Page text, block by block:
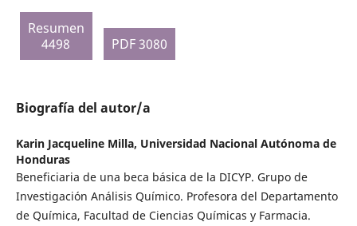
Resumen
4498
PDF 3080
Biografía del autor/a
Karin Jacqueline Milla, Universidad Nacional Autónoma de
Honduras
Beneficiaria de una beca básica de la DICYP. Grupo de
Investigación Análisis Químico. Profesora del Departamento
de Química, Facultad de Ciencias Químicas y Farmacia.